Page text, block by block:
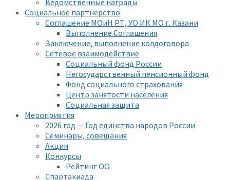
Социальное партнерство
Соглашение МОиН РТ, УО ИК МО г. Казани
Выполнение Соглашения
Заключение, выполнение колдоговора
Сетевое взаимодействие
Социальный фонд России
Негосударственный пенсионный фонд
Фонд социального страхования
Центр занятости населения
Социальная защита
Мероприятия
2026 год — Год единства народов России
Семинары, совещания
Акции
Конкурсы
Рейтинг ОО
Спартакиада